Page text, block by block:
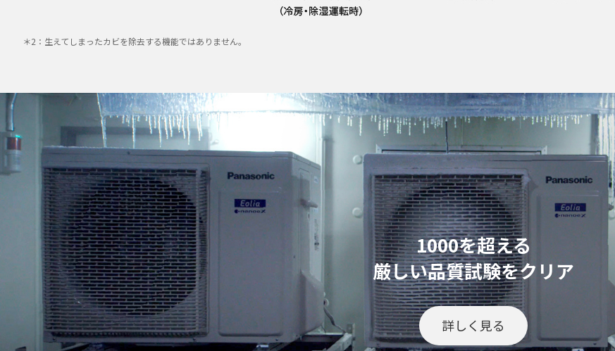
＊2：生えてしまったカビを除去する機能ではありません。
1000を超える
厳しい品質試験をクリア
詳しく見る